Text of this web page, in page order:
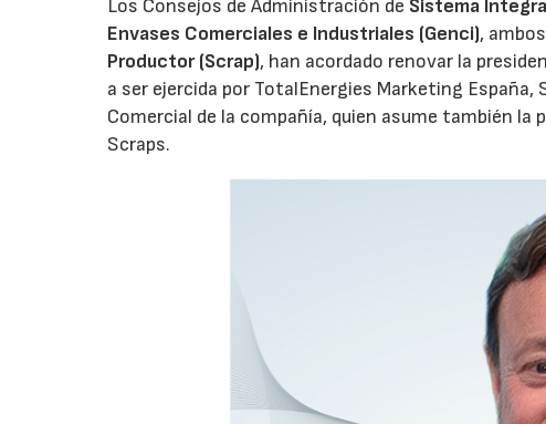
Los Consejos de Administración de Sistema
Envases Comerciales e Industriales (Genci), ambos
Productor (Scrap), han acordado renovar la
a ser ejercida por TotalEnergies Marketing España,
Comercial de la compañía, quien asume también la
Scraps.